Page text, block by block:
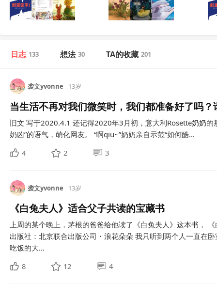
日志 133 想法 30 TA的收藏 201
袭文yvonne 13岁
当生活不再对我们微笑时，我们都准备好了吗
旧文 写于2020.4.1 还记得2020年3月初，意大利Rosette奶奶的
奶凶”的语气，萌化网友。 “啊qiu~”奶奶亲自示范“如何酷...
4
2 3
袭文yvonne 13岁
《白兔夫人》适合父子共读的宝藏书
上周的某个晚上，茅根的爸爸给他读了《白兔夫人》这本书，
出版社：北京联合出版公司・浪花朵朵 我只听到两个人一直在
吃饭的大...
8
12 4